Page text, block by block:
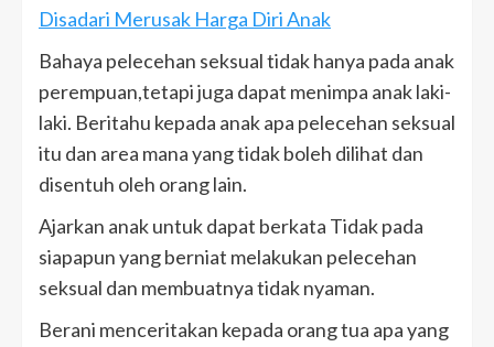
Disadari Merusak Harga Diri Anak
Bahaya pelecehan seksual tidak hanya pada anak
perempuan,tetapi juga dapat menimpa anak laki-
laki. Beritahu kepada anak apa pelecehan seksual
itu dan area mana yang tidak boleh dilihat dan
disentuh oleh orang lain.
Ajarkan anak untuk dapat berkata Tidak pada
siapapun yang berniat melakukan pelecehan
seksual dan membuatnya tidak nyaman.
Berani menceritakan kepada orang tua apa yang